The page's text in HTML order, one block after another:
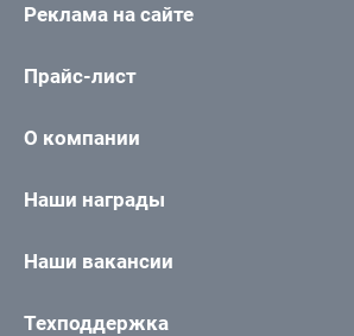
Реклама на сайте
Прайс-лист
О компании
Наши награды
Наши вакансии
Техподдержка